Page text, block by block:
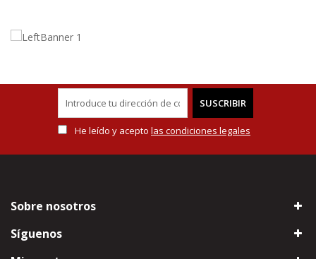
SUSCRIBIR
He leído y acepto las condiciones legales
Sobre nosotros
Síguenos